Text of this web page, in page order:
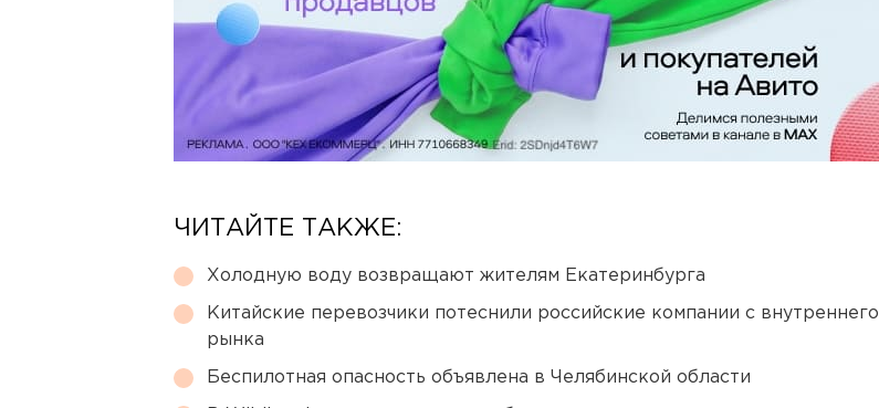
ЧИТАЙТЕ ТАКЖЕ:
Холодную воду возвращают жителям Екатеринбурга
Китайские перевозчики потеснили российские компании с внутреннего
рынка
Беспилотная опасность объявлена в Челябинской области